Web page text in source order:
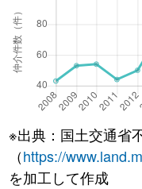
※出典：国土交通省
（https://
を加工して作成